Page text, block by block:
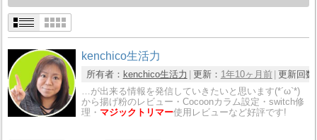
kenchico生活力
所有者： kenchico生活力 更新： 1年10ヶ月前 更新回数
…が出来る情報を発信していきたいと思います(*´ω`*)
から揚げ粉のレビュー・Cocoonカラム設定・switch修
理・ マジックトリマー使用レビューなど好評です!